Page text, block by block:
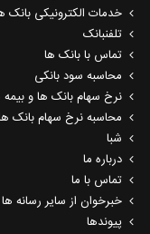
خدمات الکترونیکی بانک ها
تلفنبانک
تماس با بانک ها
محاسبه سود بانکی
نرخ سهام بانک ها و بیمه
محاسبه نرخ سهام بانک ها
شبا
درباره ما
تماس با ما
خبرخوان از سایر رسانه ها
پیوندها